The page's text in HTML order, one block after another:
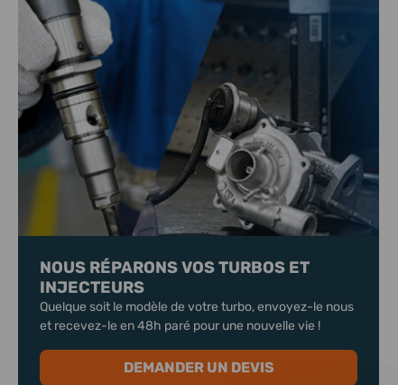
NOUS RÉPARONS VOS TURBOS ET
INJECTEURS
Quelque soit le modèle de votre turbo, envoyez-le nous
et recevez-le en 48h paré pour une nouvelle vie !
DEMANDER UN DEVIS